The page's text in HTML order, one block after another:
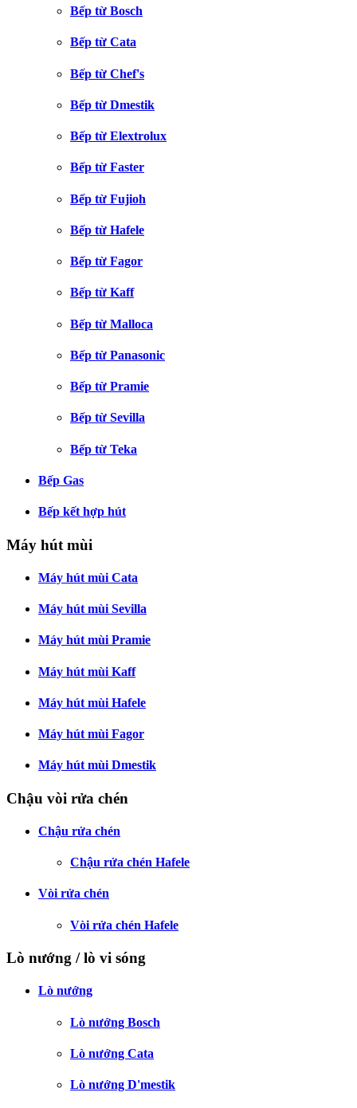
Bếp từ Bosch
Bếp từ Cata
Bếp từ Chef's
Bếp từ Dmestik
Bếp từ Elextrolux
Bếp từ Faster
Bếp từ Fujioh
Bếp từ Hafele
Bếp từ Fagor
Bếp từ Kaff
Bếp từ Malloca
Bếp từ Panasonic
Bếp từ Pramie
Bếp từ Sevilla
Bếp từ Teka
Bếp Gas
Bếp kết hợp hút
Máy hút mùi
Máy hút mùi Cata
Máy hút mùi Sevilla
Máy hút mùi Pramie
Máy hút mùi Kaff
Máy hút mùi Hafele
Máy hút mùi Fagor
Máy hút mùi Dmestik
Chậu vòi rửa chén
Chậu rửa chén
Chậu rửa chén Hafele
Vòi rửa chén
Vòi rửa chén Hafele
Lò nướng / lò vi sóng
Lò nướng
Lò nướng Bosch
Lò nướng Cata
Lò nướng D'mestik